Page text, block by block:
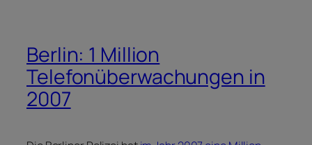
Berlin: 1 Million
Telefonüberwachungen in
2007